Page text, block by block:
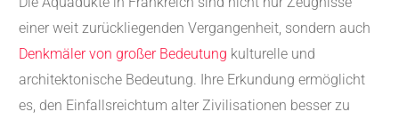
einer weit zurückliegenden Vergangenheit, sondern auch
Denkmäler von großer Bedeutung kulturelle und
architektonische Bedeutung. Ihre Erkundung ermöglicht
es, den Einfallsreichtum alter Zivilisationen besser zu